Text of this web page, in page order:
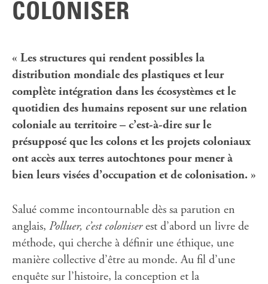
COLONISER
« Les structures qui rendent possibles la
distribution mondiale des plastiques et leur
complète intégration dans les écosystèmes et le
quotidien des humains reposent sur une relation
coloniale au territoire – c’est-à-dire sur le
présupposé que les colons et les projets coloniaux
ont accès aux terres autochtones pour mener à
bien leurs visées d’occupation et de colonisation. »
Salué comme incontournable dès sa parution en
anglais, Polluer, c’est coloniserest d’abord un livre de
méthode, qui cherche à définir une éthique, une
manière collective d’être au monde. Au fil d’une
enquête sur l’histoire, la conception et la